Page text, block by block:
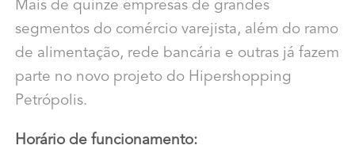
Mais de quinze empresas de grandes
segmentos do comércio varejista, além do ramo
de alimentação, rede bancária e outras já fazem
parte no novo projeto do Hipershopping
Petrópolis.
Horário de funcionamento: